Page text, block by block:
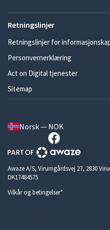
Retningslinjer
Retningslinjer for
Personvernerklæring
Act on Digital tjenester
Sitemap
Norsk — NOK
Awaze A/S, Virumgårdsvej 27, 2830
DK17484575
Vilkår og betingelser*